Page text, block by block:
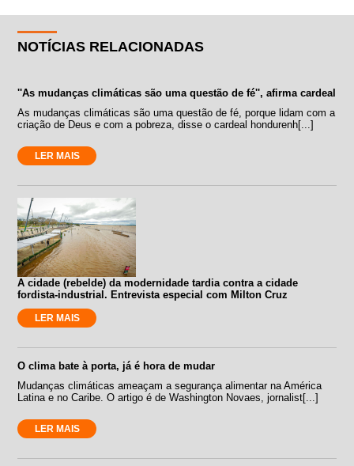
NOTÍCIAS RELACIONADAS
''As mudanças climáticas são uma questão de fé'', afirma cardeal
As mudanças climáticas são uma questão de fé, porque lidam com a
criação de Deus e com a pobreza, disse o cardeal hondurenh[...]
LER MAIS
A cidade (rebelde) da modernidade tardia contra a cidade
fordista-industrial. Entrevista especial com Milton Cruz
LER MAIS
O clima bate à porta, já é hora de mudar
Mudanças climáticas ameaçam a segurança alimentar na América
Latina e no Caribe. O artigo é de Washington Novaes, jornalist[...]
LER MAIS